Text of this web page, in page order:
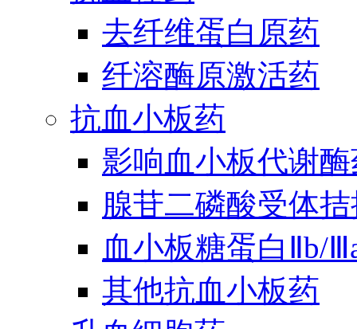
去纤维蛋白原药
纤溶酶原激活药
抗血小板药
影响血小板代谢
腺苷二磷酸受体
血小板糖蛋白Ⅱb/
其他抗血小板药